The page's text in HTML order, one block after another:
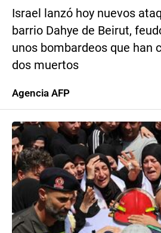
Israel lanzó hoy nuevos
barrio Dahye de Beirut,
unos bombardeos que han
dos muertos
Agencia AFP